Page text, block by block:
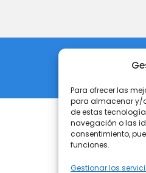
Para ofrecer las
para almacenar y/
de estas
navegación o las
consentimiento,
funciones.
Gestionar los